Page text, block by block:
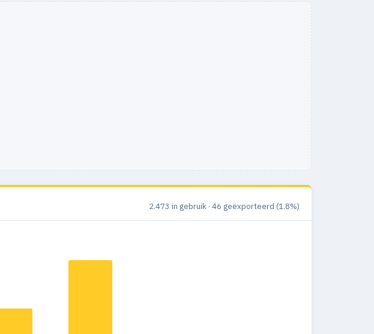
2.473 in gebruik · 46 geëxporteerd (1.8%)